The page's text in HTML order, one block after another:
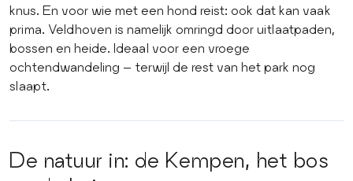
knus. En voor wie met een hond reist: ook dat kan vaak
prima. Veldhoven is namelijk omringd door uitlaatpaden,
bossen en heide. Ideaal voor een vroege
ochtendwandeling – terwijl de rest van het park nog
slaapt.
De natuur in: de Kempen, het bos